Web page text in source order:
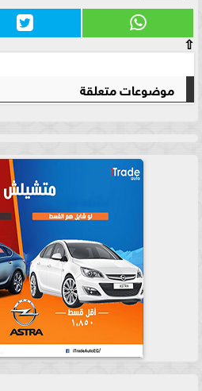
⇧
موضوعات متعلقة